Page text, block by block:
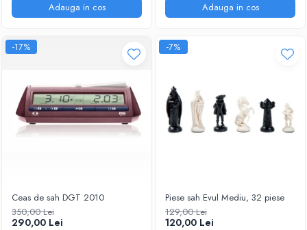
Step 3
Step 5
Tabla De Demonstratie
Tactica
Adauga in cos Adauga in cos
-17%
Ceas de sah DGT 2010
350,00 Lei
290,00 Lei
-7%
Piese sah Evul Mediu, 32 piese
129,00 Lei
120,00 Lei